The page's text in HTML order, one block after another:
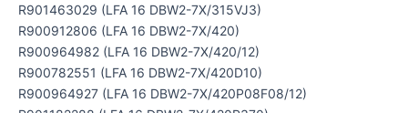
R901463029 (LFA 16 DBW2-7X/315VJ3)
R900912806 (LFA 16 DBW2-7X/420)
R900964982 (LFA 16 DBW2-7X/420/12)
R900782551 (LFA 16 DBW2-7X/420D10)
R900964927 (LFA 16 DBW2-7X/420P08F08/12)